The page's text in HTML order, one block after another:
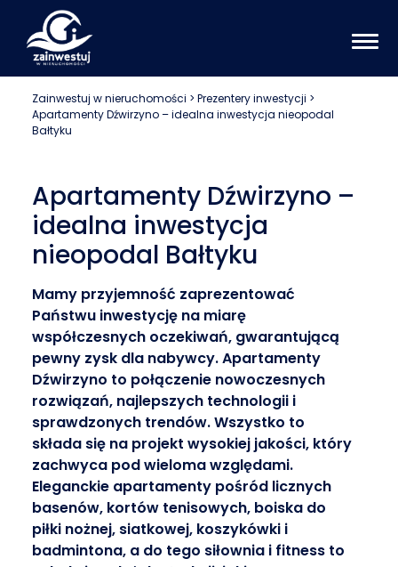
Zainwestuj w nieruchomości > Prezentery inwestycji >
Apartamenty Dźwirzyno – idealna inwestycja nieopodal
Bałtyku
Apartamenty Dźwirzyno –
idealna inwestycja
nieopodal Bałtyku
Mamy przyjemność zaprezentować
Państwu inwestycję na miarę
współczesnych oczekiwań, gwarantującą
pewny zysk dla nabywcy. Apartamenty
Dźwirzyno to połączenie nowoczesnych
rozwiązań, najlepszych technologii i
sprawdzonych trendów. Wszystko to
składa się na projekt wysokiej jakości, który
zachwyca pod wieloma względami.
Eleganckie apartamenty pośród licznych
basenów, kortów tenisowych, boiska do
piłki nożnej, siatkowej, koszykówki i
badmintona, a do tego siłownia i fitness to